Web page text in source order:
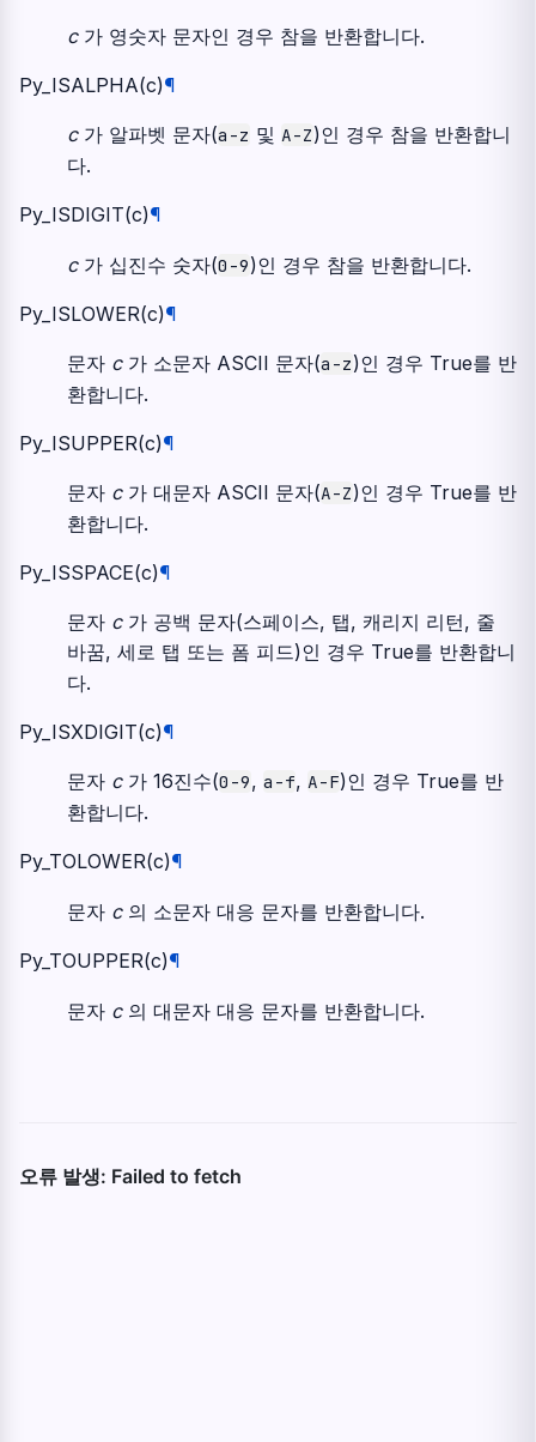
c가 영숫자 문자인 경우 참을 반환합니다.
Py_ISALPHA(c)¶
c가 알파벳 문자(a-z 및 A-Z)인 경우 참을 반환합니
다.
Py_ISDIGIT(c)¶
c가 십진수 숫자(0-9)인 경우 참을 반환합니다.
Py_ISLOWER(c)¶
문자 c가 소문자 ASCII 문자(a-z)인 경우 True를 반
환합니다.
Py_ISUPPER(c)¶
문자 c가 대문자 ASCII 문자(A-Z)인 경우 True를 반
환합니다.
Py_ISSPACE(c)¶
문자 c가 공백 문자(스페이스, 탭, 캐리지 리턴, 줄
바꿈, 세로 탭 또는 폼 피드)인 경우 True를 반환합니
다.
Py_ISXDIGIT(c)¶
문자 c가 16진수(0-9, a-f, A-F)인 경우 True를 반
환합니다.
Py_TOLOWER(c)¶
문자 c의 소문자 대응 문자를 반환합니다.
Py_TOUPPER(c)¶
문자 c의 대문자 대응 문자를 반환합니다.